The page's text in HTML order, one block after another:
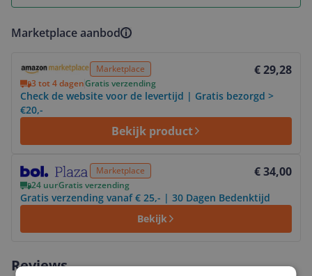
Marketplace aanbod
Marketplace € 29,28
3 tot 4 dagenGratis verzending
Check de website voor de levertijd | Gratis bezorgd >
€20,-
Bekijk product
Marketplace € 34,00
24 uurGratis verzending
Gratis verzending vanaf € 25,- | 30 Dagen Bedenktijd
Bekijk
Reviews